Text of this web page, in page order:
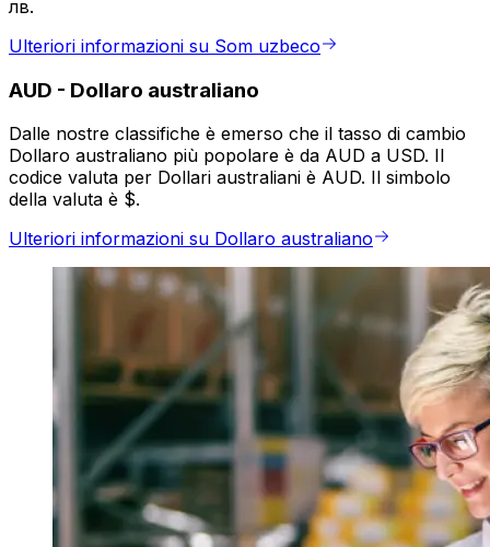
лв.
Ulteriori informazioni su Som uzbeco
AUD - Dollaro australiano
Dalle nostre classifiche è emerso che il tasso di cambio
Dollaro australiano più popolare è da AUD a USD. Il
codice valuta per Dollari australiani è AUD. Il simbolo
della valuta è $.
Ulteriori informazioni su Dollaro australiano